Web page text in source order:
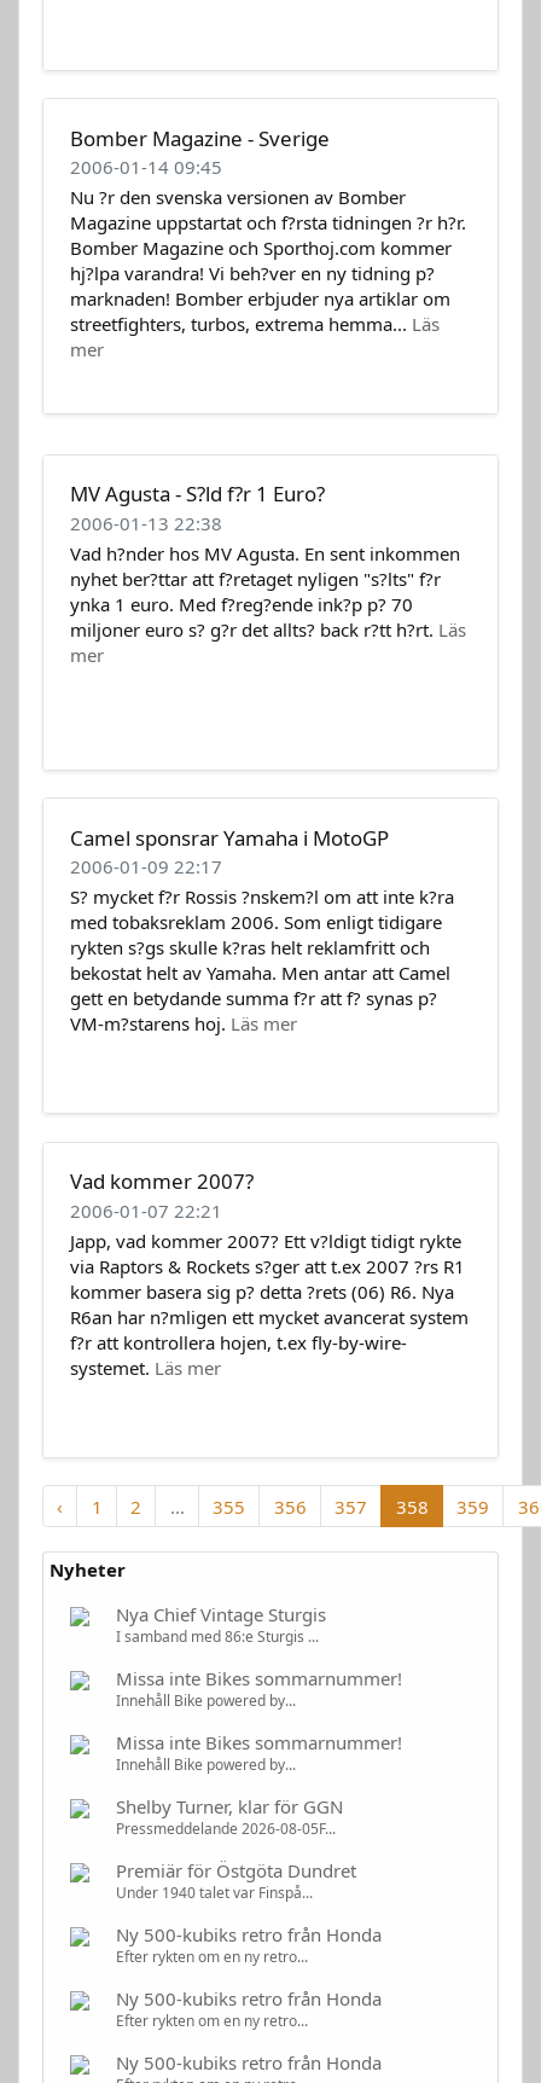
Bomber Magazine - Sverige
2006-01-14 09:45
Nu ?r den svenska versionen av Bomber
Magazine uppstartat och f?rsta tidningen ?r h?r.
Bomber Magazine och Sporthoj.com kommer
hj?lpa varandra! Vi beh?ver en ny tidning p?
marknaden! Bomber erbjuder nya artiklar om
streetfighters, turbos, extrema hemma... Läs
mer
MV Agusta - S?ld f?r 1 Euro?
2006-01-13 22:38
Vad h?nder hos MV Agusta. En sent inkommen
nyhet ber?ttar att f?retaget nyligen "s?lts" f?r
ynka 1 euro. Med f?reg?ende ink?p p? 70
miljoner euro s? g?r det allts? back r?tt h?rt. Läs
mer
Camel sponsrar Yamaha i MotoGP
2006-01-09 22:17
S? mycket f?r Rossis ?nskem?l om att inte k?ra
med tobaksreklam 2006. Som enligt tidigare
rykten s?gs skulle k?ras helt reklamfritt och
bekostat helt av Yamaha. Men antar att Camel
gett en betydande summa f?r att f? synas p?
VM-m?starens hoj. Läs mer
Vad kommer 2007?
2006-01-07 22:21
Japp, vad kommer 2007? Ett v?ldigt tidigt rykte
via Raptors & Rockets s?ger att t.ex 2007 ?rs R1
kommer basera sig p? detta ?rets (06) R6. Nya
R6an har n?mligen ett mycket avancerat system
f?r att kontrollera hojen, t.ex fly-by-wire-
systemet. Läs mer
‹ 1 2 ... 355 356 357 358 359
Nyheter
Nya Chief Vintage Sturgis
I samband med 86:e Sturgis ...
Missa inte Bikes sommarnummer!
Innehåll Bike powered by...
Missa inte Bikes sommarnummer!
Innehåll Bike powered by...
Shelby Turner, klar för GGN
Pressmeddelande 2026-08-05F...
Premiär för Östgöta Dundret
Under 1940 talet var Finspå...
Ny 500-kubiks retro från Honda
Efter rykten om en ny retro...
Ny 500-kubiks retro från Honda
Efter rykten om en ny retro...
Ny 500-kubiks retro från Honda